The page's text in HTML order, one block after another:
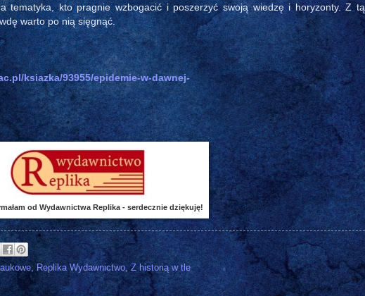
tematyka, kto pragnie wzbogacić i poszerzyć swoją wiedzę i horyzonty. Z tą
warto po nią sięgnąć.
ksiazka/93955/epidemie-w-dawnej-
od Wydawnictwa Replika - serdecznie dziękuję!
, Replika Wydawnictwo,Z historią w tle